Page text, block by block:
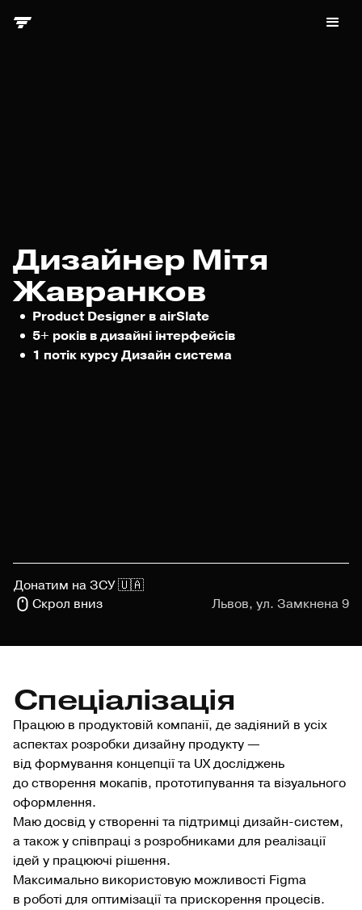
Дизайнер Мітя
Жавранков
Product Designer в airSlate
5+ років в дизайні інтерфейсів
1 потік курсу Дизайн система
Донатим на ЗСУ 🇺🇦
Скрол вниз
Львов, ул. Замкнена 9
Спеціалізація
Працюю в продуктовій компанії, де задіяний в усіх
аспектах розробки дизайну продукту —
від формування концепції та UX досліджень
до створення мокапів, прототипування та візуального
оформлення.
Маю досвід у створенні та підтримці дизайн-систем,
а також у співпраці з розробниками для реалізації
ідей у працюючі рішення.
Максимально використовую можливості Figma
в роботі для оптимізації та прискорення процесів.